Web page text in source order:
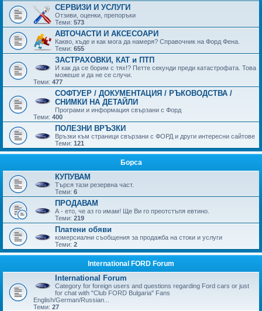
СЕРВИЗИ И УСЛУГИ
Отзиви, оценки, препоръки
Теми: 573
АВТОЧАСТИ И АКСЕСОАРИ
Какво, къде и как мога да намеря? Справочник на Форд Фена.
Теми: 655
ЗАСТРАХОВКИ, КАТ и ПТП
И как да се борим с тях!? Петте секунди преди катастрофата. Това
можеше и да не се случи.
Теми: 477
СОФТУЕР / ДОКУМЕНТАЦИЯ / РЪКОВОДСТВА /
СНИМКИ НА ДЕТАЙЛИ
Програми и информация свързани с Форд
Теми: 400
ПОЛЕЗНИ ВРЪЗКИ
Връзки към страници свързани с ФОРД и други интересни сайтове
Теми: 121
Борса
КУПУВАМ
Търся тази резервна част.
Теми: 6
ПРОДАВАМ
А - ето, че аз го имам! Ще Ви го преотстъпя евтино.
Теми: 219
Платени обяви
комерсиални съобщения за продажба на стоки и услуги
Теми: 2
International FORD Forum
International Forum
Category for foreign users and questions regarding Ford cars or just
for chat with "Club FORD Bulgaria" Fans
English/German/Russian...
Теми: 27